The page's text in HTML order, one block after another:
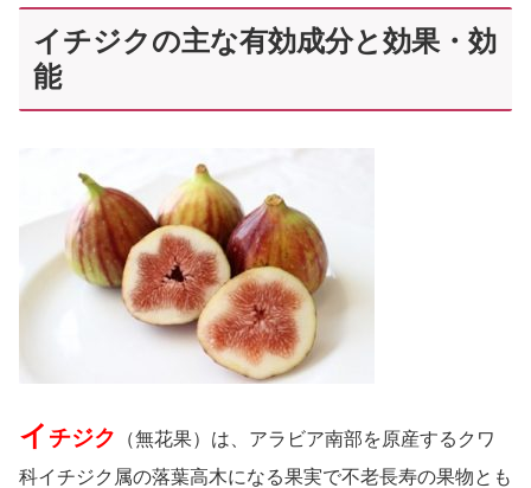
イチジクの主な有効成分と効果・効
能
イ チジク
（無花果）は、アラビア南部を原産するクワ
科イチジク属の落葉高木になる果実で不老長寿の果物とも